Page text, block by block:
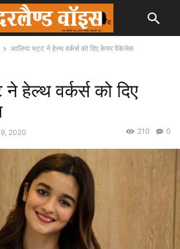
आलिया भट्ट ने हेल्थ वर्कर्स को दिए केयर पैकेजेस
हेल्थ वर्कर्स को दिए
2020 0
210